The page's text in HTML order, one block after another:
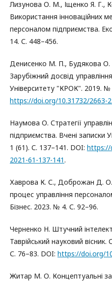
Лизунова О. М., Іщенко Я. Г.,
Використання інноваційних
персоналом підприємства.
14. С. 448–456.
Денисенко М. П., Будякова
Зарубіжний досвід
Університету "КРОК". 2019. №
https://doi.org/10.31732/2663-
Наумова О. Стратегії
підприємства. Вчені
1 (61). С. 137–141. DOI: https://
2021-61-137-141.
Хаврова К. С., Доброжан Д. О.
процес управління
Бізнес. 2023. № 4. С. 92–96.
Черненко Н. Штучний
Таврійський науковий
С. 76–83. DOI: https://doi.org/
Житар М. О. Концептуальні